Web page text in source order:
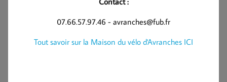
07.66.57.97.46 - avranches@fub.fr
Tout savoir sur la Maison du vélo d'Avranches ICI